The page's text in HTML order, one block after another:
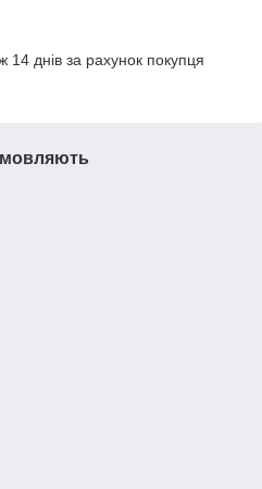
днів за рахунок покупця